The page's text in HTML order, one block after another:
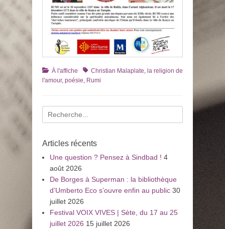
Catégories
À l'affiche TagsChristian Malaplate, la religion de
l'amour, poésie, Rumi
Recherche
pour
Articles récents
Une question ? Pensez à Sindbad ! 4
août 2026
De Borges à Superman : la bibliothèque
d’Umberto Eco s’ouvre enfin au public 30
juillet 2026
Festival VOIX VIVES | Sète, du 17 au 25
juillet 2026 15 juillet 2026